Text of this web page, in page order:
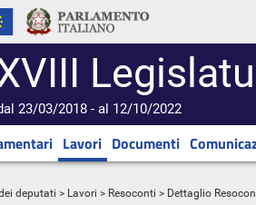
23/03/2018 - al 12/10/2022
Lavori Documenti
deputati > Lavori > Resoconti > Dettaglio